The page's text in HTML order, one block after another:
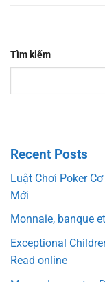
Tìm kiếm
Recent Posts
Luật Chơi Poker
Mới
Monnaie, banque
Exceptional
Read online